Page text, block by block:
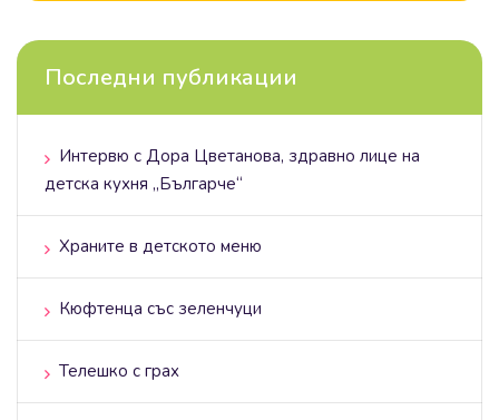
Последни публикации
Интервю с Дора Цветанова, здравно лице на
детска кухня „Българче“
Храните в детското меню
Кюфтенца със зеленчуци
Телешко с грах